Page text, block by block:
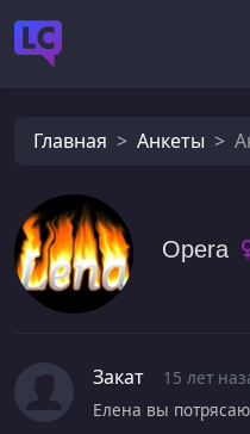
Главная Анкеты
Opera
Закат
15 лет
Елена вы